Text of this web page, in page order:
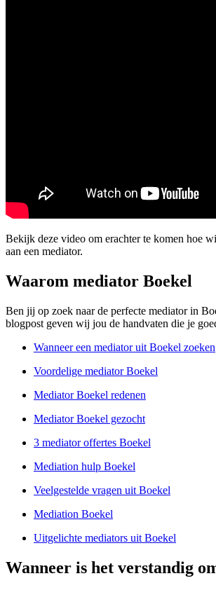
Bekijk deze video om erachter te komen hoe
aan een mediator.
Waarom mediator Boekel
Ben jij op zoek naar de perfecte mediator in
blogpost geven wij jou de handvaten die je
Wanneer een mediator uit Boekel zoeken
Voordelige mediator Boekel
Mediator Boekel redenen
Mediator Boekel gezocht
3 mediator offertes Boekel
Mediation hulp Boekel
Veelgestelde vragen uit Boekel
Mediation Boekel
Uitgelichte mediators uit Boekel
Wanneer is het verstandig